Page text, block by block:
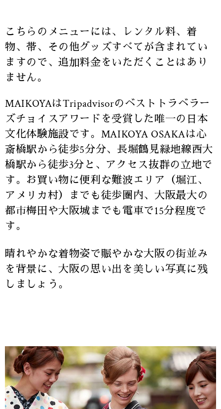
こちらのメニューには、レンタル料、着
物、帯、その他グッズすべてが含まれてい
ますので、追加料金をいただくことはあり
ません。
MAIKOYAはTripadvisorのベストトラベラー
ズチョイスアワードを受賞した唯一の日本
文化体験施設です。MAIKOYA OSAKAは心
斎橋駅から徒歩5分分、長堀鶴見緑地線西大
橋駅から徒歩3分と、アクセス抜群の立地で
す。お買い物に便利な難波エリア（堀江、
アメリカ村）までも徒歩圏内、大阪最大の
都市梅田や大阪城までも電車で15分程度で
す。
晴れやかな着物姿で賑やかな大阪の街並み
を背景に、大阪の思い出を美しい写真に残
しましょう。